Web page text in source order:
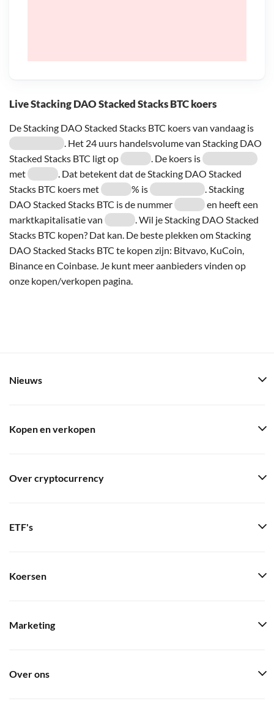
Live Stacking DAO Stacked Stacks BTC koers
De Stacking DAO Stacked Stacks BTC koers van vandaag is
. Het 24 uurs handelsvolume van Stacking DAO
Stacked Stacks BTC ligt op
. De koers is
met
. Dat betekent dat de Stacking DAO Stacked
Stacks BTC koers met
% is
. Stacking
DAO Stacked Stacks BTC is de nummer
en heeft een
marktkapitalisatie van
. Wil je Stacking DAO Stacked
Stacks BTC kopen? Dat kan. De beste plekken om Stacking
DAO Stacked Stacks BTC te kopen zijn: Bitvavo, KuCoin,
Binance en Coinbase. Je kunt meer aanbieders vinden op
onze kopen/verkopen pagina.
Nieuws
Kopen en verkopen
Over cryptocurrency
ETF's
Koersen
Marketing
Over ons